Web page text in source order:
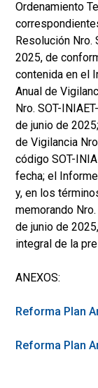
Ordenamiento
Resolución Nro.
2025, de
contenida en el
Anual de
Nro. SOT-
de junio de
de Vigilancia
código SOT-
fecha; el
y, en los
memorando
de junio de
integral de la
ANEXOS:
Reforma Plan
Reforma Plan